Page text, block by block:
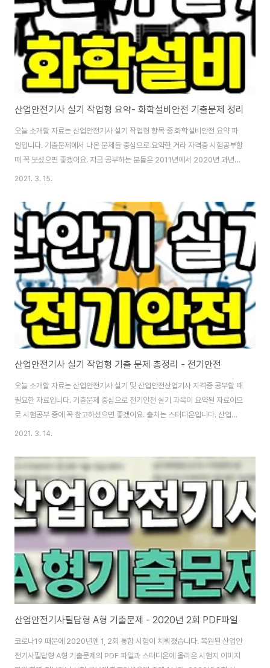
개의 대분류로 구성되..
산업안전기사 실기 작업형 요약- 화학설비안전 기출문제 정리
오늘 소개할 자료는 산업안전기사 실기 작업형 항목 중 화학설비안전 요약 파
일입니다. 기출문제에서 나온 문제들 중심으로 요약한 거라 자격증 시험공부할
때 꼭 보셨으면 좋겠어요. 지금 공부하는 분들은 2011년에서 2020년 과년도
문제 풀이하실 텐데요. 3회독 정도 하면 구체적인 이론은 몰라도 문답은 어느
안정권이라고 생각해요. 실제 시험에서도 문제는 똑같이 나오고 보기의 순서만
바뀌니깐요. 다운로드할 수 있는 pdf hwp 파일은 바로 위에 있고요. 파일에는
6가지 대분류로 내용들이 구성되어 있습니다. 1. 밀폐 공간 작업 2. 작업 환경
개선 3. 화재 및 폭발 4. 가스 등의 취급 5. 자체 검사 6. 기타 재해 유형 바..
2021. 3. 15.
산업안전기사 실기 작업형 기출 문제 총정리 - 전기안전
오늘 소개할 자료는 산업안전기사 실기 및 산업안전산업기사 자격증 공부할 때
필요한 자료입니다. 기출문제 중심으로 전기안전 실기 과목이 요약된 자료이므
로 시험공부 중에 꼭 참고하셨으면 좋겠어요. 출처는 스터디온입니다. 산업안
전기사 자격증은 기계, 금속, 전기, 화학, 목재 등 모든 제조 업체 등 생산 관리
들 보호하고 안심하고 일 할 수 있는 환경을 만드는 데에 필요한 전문적 지식을
갖춘 사람들을 양성하기 위해 한국산업인력공단이 시행하고 있습니다. 다운로
드할 수 있는 pdf, hwp 파일은 바로 위에 있고요. 위 파일은 6가지 대분류로
이뤄져 있습니다. 참고로, 출력해서 보는 걸 추천해요. 산업안전기사 실기 (작
업형) - 전기안전 1...
2021. 3. 14.
산업안전기사필답형 A형 기출문제 - 2020년 2회 PDF파일
코로나19 때문에 2020년엔 1, 2회 통합 시험이 치뤄졌습니다. 복원된 산업안
전기사필답형 A형 기출문제의 PDF 파일과 스터디온에 올라온 시험지 이미지